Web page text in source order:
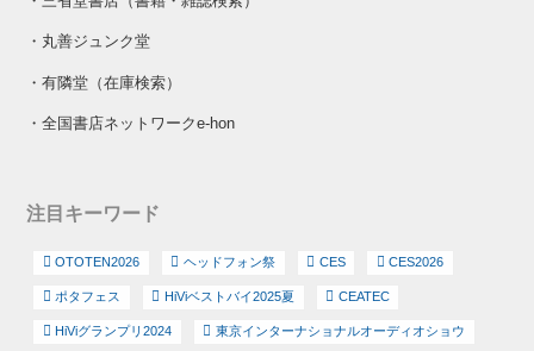
・ 丸善ジュンク堂
・有隣堂（在庫検索）
・全国書店ネットワークe-hon
注目キーワード
OTOTEN2026 ヘッドフォン祭 CES CES2026
ポタフェス HiViベストバイ2025夏 CEATEC
HiViグランプリ2024 東京インターナショナルオーディオショウ